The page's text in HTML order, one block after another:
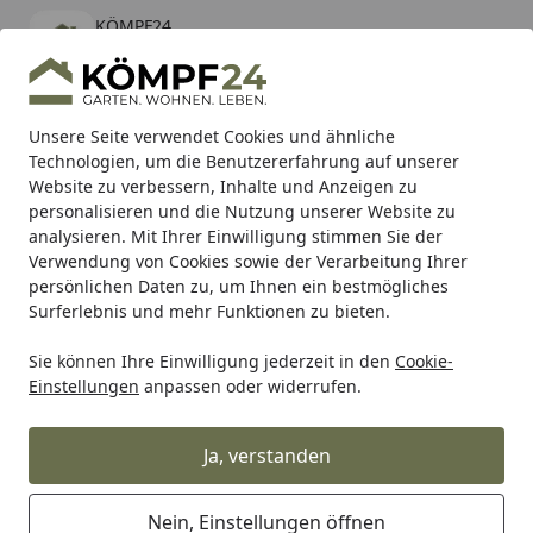
Unsere Seite verwendet Cookies und ähnliche
Technologien, um die Benutzererfahrung auf unserer
Website zu verbessern, Inhalte und Anzeigen zu
personalisieren und die Nutzung unserer Website zu
analysieren. Mit Ihrer Einwilligung stimmen Sie der
Verwendung von Cookies sowie der Verarbeitung Ihrer
persönlichen Daten zu, um Ihnen ein bestmögliches
Surferlebnis und mehr Funktionen zu bieten.
Sie können Ihre Einwilligung jederzeit in den Cookie-
Einstellungen anpassen oder widerrufen.
Ja, verstanden
Nein, Einstellungen öffnen
KÖMPF24
kostenlos - Im App Store
Hotline
Alle Produkte
Mein Konto
Suchen
Karibu Pools inkl. gratis Sandfilteranlage & Pool-
Starterset (Gesamtwert bis 468,99€)
Startseite
Alles für den Garten Carport & Garage Carports
Ximax Carport Portoforte Typ 110 Y-
Ausführung 555 x 543 cm